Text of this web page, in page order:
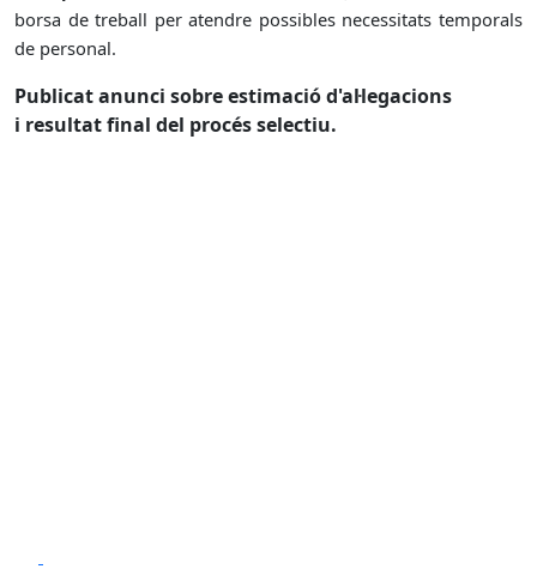
borsa de treball per atendre possibles necessitats temporals
de personal.
Publicat anunci sobre estimació d'al·legacions
i resultat final del procés selectiu.